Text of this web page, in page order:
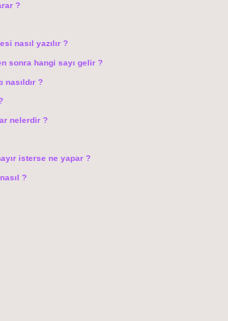
?
nasıl yazılır ?
sonra hangi sayı gelir ?
nasıldır ?
nelerdir ?
isterse ne yapar ?
?